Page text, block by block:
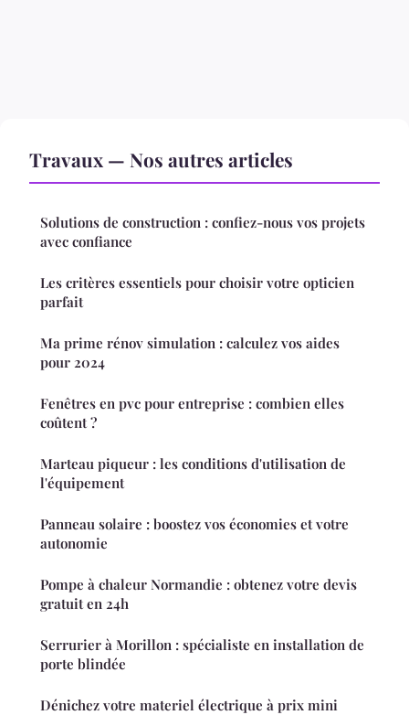
Travaux — Nos autres articles
Solutions de construction : confiez-nous vos projets
avec confiance
Les critères essentiels pour choisir votre opticien
parfait
Ma prime rénov simulation : calculez vos aides
pour 2024
Fenêtres en pvc pour entreprise : combien elles
coûtent ?
Marteau piqueur : les conditions d'utilisation de
l'équipement
Panneau solaire : boostez vos économies et votre
autonomie
Pompe à chaleur Normandie : obtenez votre devis
gratuit en 24h
Serrurier à Morillon : spécialiste en installation de
porte blindée
Dénichez votre materiel électrique à prix mini